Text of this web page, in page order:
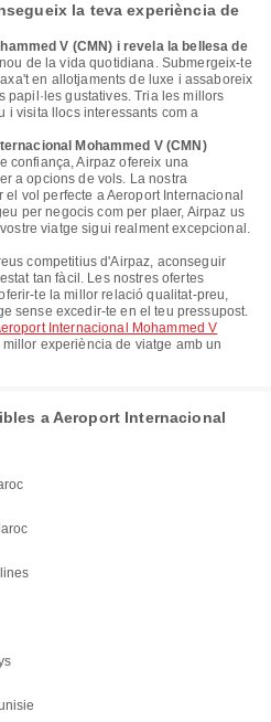
la teva experiència de
V (CMN) i revela la bellesa de
de la vida quotidiana. Submergeix-te
en allotjaments de luxe i assaboreix
papil·les gustatives. Tria les millors
i visita llocs interessants com a
Mohammed V (CMN)
confiança, Airpaz ofereix una
a opcions de vols. La nostra
vol perfecte a Aeroport Internacional
per negocis com per plaer, Airpaz us
viatge sigui realment excepcional.
competitius d'Airpaz, aconseguir
tan fàcil. Les nostres ofertes
te la millor relació qualitat-preu,
sense excedir-te en el teu pressupost.
Internacional Mohammed V
experiència de viatge amb un
a Aeroport Internacional